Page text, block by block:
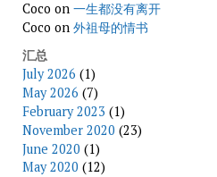
Coco on 一生都没有离开
Coco on 外祖母的情书
汇总
July 2026 (1)
May 2026 (7)
February 2023 (1)
November 2020 (23)
June 2020 (1)
May 2020 (12)